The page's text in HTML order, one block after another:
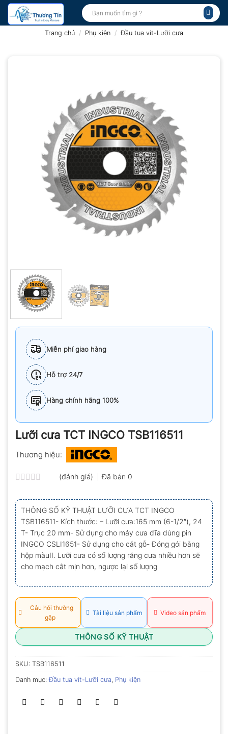
Bỏ
qua
Tìm
kiếm:
Trang chủ / Phụ kiện / Đầu tua vít-Lưỡi cưa
Miễn phí giao hàng
Hỗ trợ 24/7
Hàng chính hãng 100%
Lưỡi cưa TCT INGCO TSB116511
Thương hiệu:
xếp
hạng
0.0
5
sao
(đánh giá) Đã bán 0
THÔNG SỐ KỸ THUẬT LƯỠI CƯA TCT INGCO
TSB116511- Kích thước: – Lưỡi cưa:165 mm (6-1/2″), 24
T- Trục 20 mm- Sử dụng cho máy cưa đĩa dùng pin
INGCO CSLI1651- Sử dụng cho cắt gỗ- Đóng gói bằng
hộp màuII. Lưỡi cưa có số lượng răng cưa nhiều hơn sẽ
cho mạch cắt mịn hơn, ngược lại số lượng
Câu hỏi thường
gặp
Tài liệu sản phẩm Video sản phẩm
THÔNG SỐ KỸ THUẬT
SKU: TSB116511
Danh mục:Đầu tua vít-Lưỡi cưa, Phụ kiện